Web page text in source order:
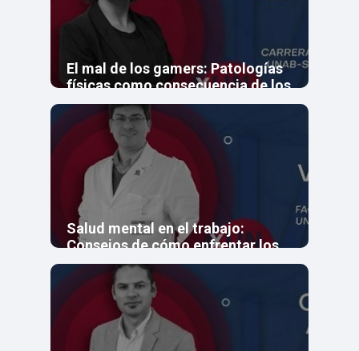
El mal de los gamers: Patologías
físicas como consecuencia de los
videojuegos
Salud mental en el trabajo:
Consejos de cómo enfrentar los
desafíos laborales